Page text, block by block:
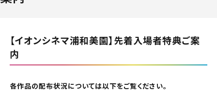
【イオンシネマ浦和美園】先着入場者特典ご案
内
各作品の配布状況については以下をご覧ください。